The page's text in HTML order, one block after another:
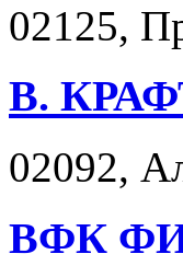
02125,
В.
02092,
ВФК